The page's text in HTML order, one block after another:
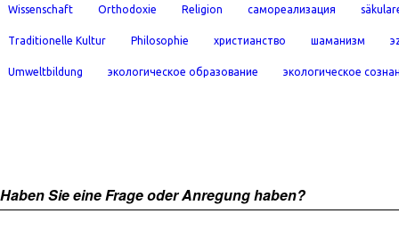
Wissenschaft Orthodoxie Religion самореализация
Traditionelle Kultur Philosophie христианство шаманизм
Umweltbildung экологическое образование экологическое
Haben Sie eine Frage oder Anregung haben?